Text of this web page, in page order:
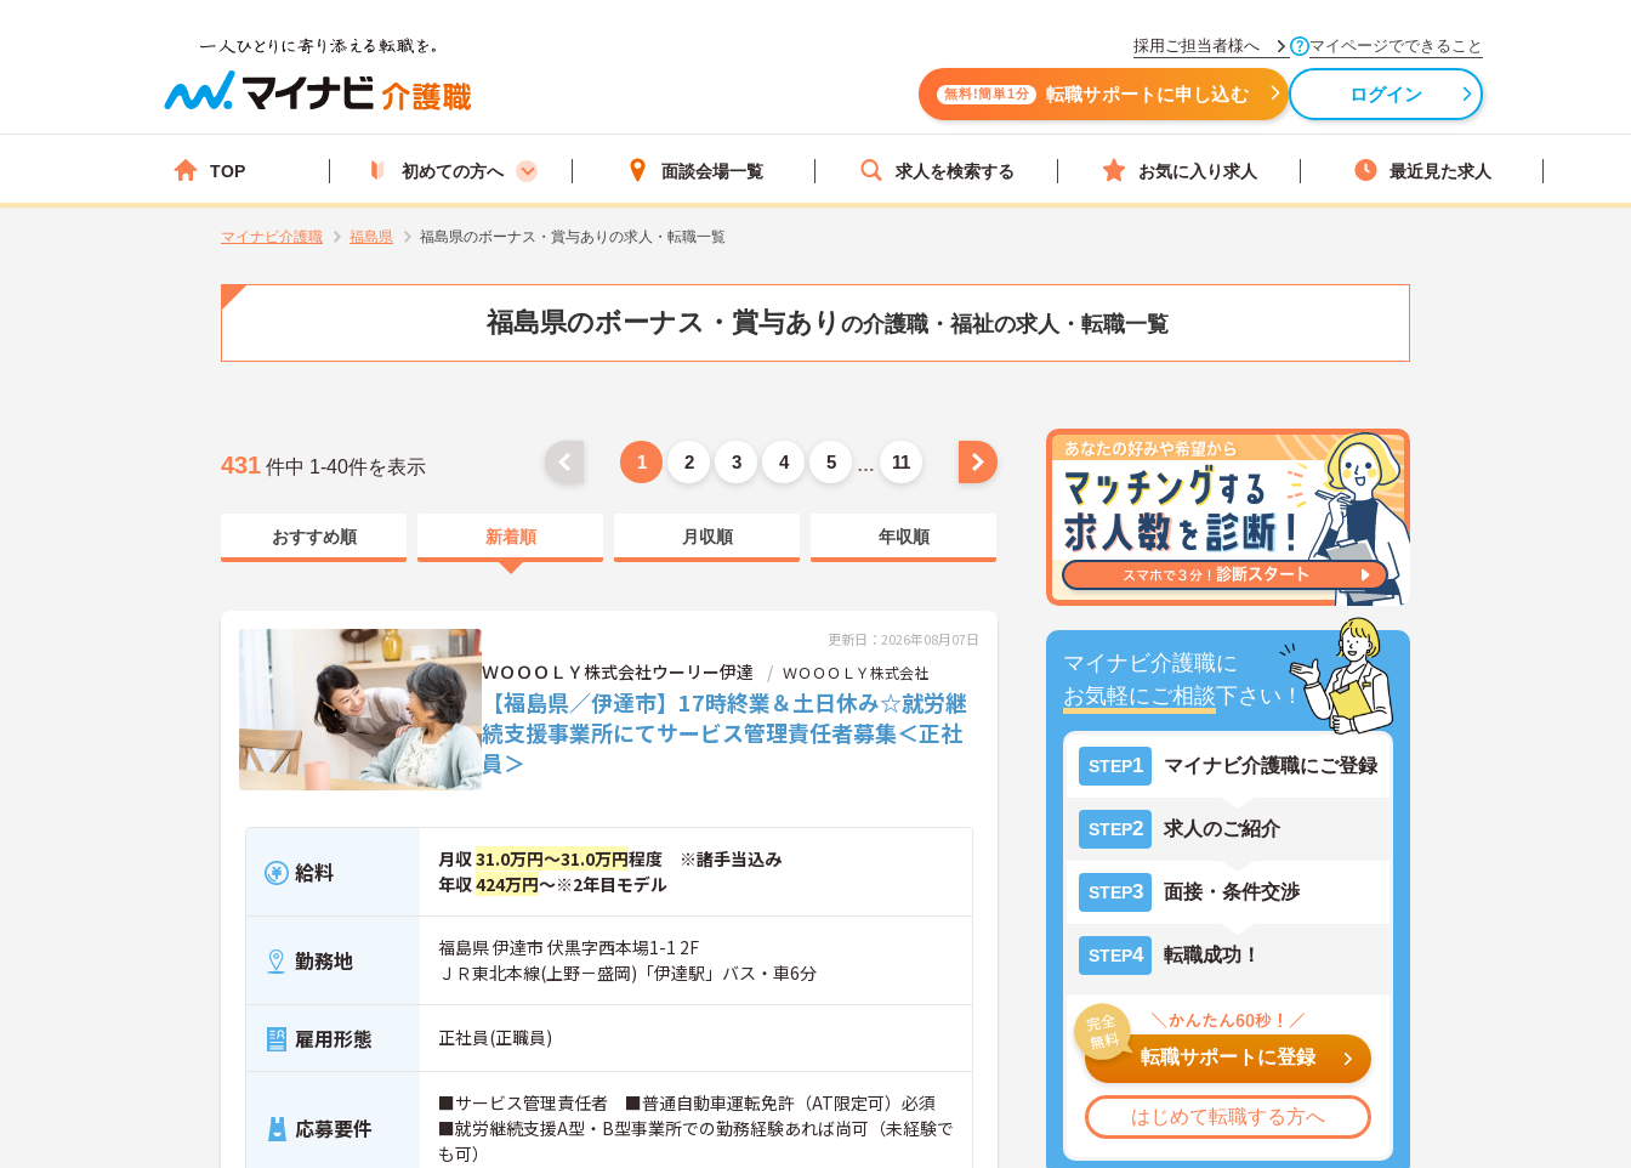
採用ご担当者様へ マイページでできること
無料!簡単1分 転職サポートに申し込む ログイン
TOP 初めての方へ 面談会場一覧 求人を検索する お気に入り求人 最近見た求人
マイナビ介護職 福島県 福島県のボーナス・賞与ありの求人・転職一覧
福島県のボーナス・賞与あり の介護職・福祉の求人・転職一覧
マイナビ介護職に
お気軽にご相談下さい！
STEP1 マイナビ介護職にご登録
STEP2 求人のご紹介
STEP3 面接・条件交渉
STEP4 転職成功！
転職サポートに登録
はじめて転職する方へ
431 件中 1-40件を表示 1 2 3 4 5 … 11
おすすめ順 新着順 月収順 年収順
更新日：2026年08月07日
ＷＯＯＯＬＹ株式会社ウーリー伊達 ＷＯＯＯＬＹ株式会社
【福島県／伊達市】17時終業＆土日休み☆就労継
続支援事業所にてサービス管理責任者募集＜正社
員＞
給料 月収31.0万円～31.0万円程度 ※諸手当込み
年収424万円～※2年目モデル
勤務地
福島県 伊達市 伏黒字西本場1-1 2F
ＪＲ東北本線(上野－盛岡)「伊達駅」バス・車6分
雇用形態 正社員(正職員)
応募要件
■サービス管理責任者 ■普通自動車運転免許（AT限定可）必須
■就労継続支援A型・B型事業所での勤務経験あれば尚可（未経験で
も可）